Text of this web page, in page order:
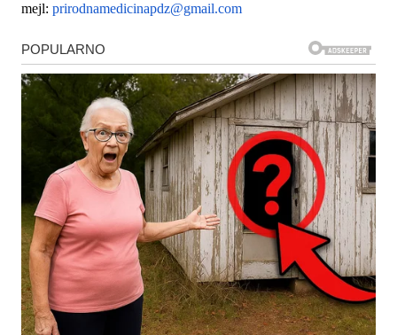
mejl: prirodnamedicinapdz@gmail.com